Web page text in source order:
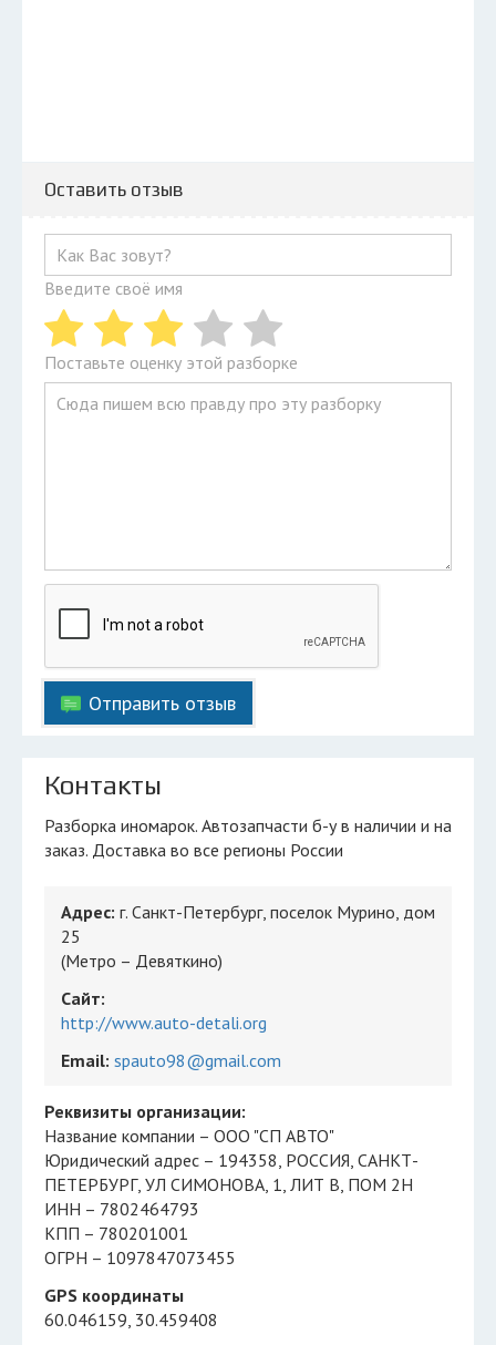
Оставить отзыв
Введите своё имя
Поставьте оценку этой разборке
Отправить отзыв
Контакты
Разборка иномарок. Автозапчасти б-у в наличии и на
заказ. Доставка во все регионы России
Адрес: г. Санкт-Петербург, поселок Мурино, дом
25
(Метро – Девяткино)
Сайт:
http://www.auto-detali.org
Email: spauto98@gmail.com
Реквизиты организации:
Название компании – ООО "СП АВТО"
Юридический адрес – 194358, РОССИЯ, САНКТ-
ПЕТЕРБУРГ, УЛ СИМОНОВА, 1, ЛИТ В, ПОМ 2Н
ИНН – 7802464793
КПП – 780201001
ОГРН – 1097847073455
GPS координаты
60.046159, 30.459408